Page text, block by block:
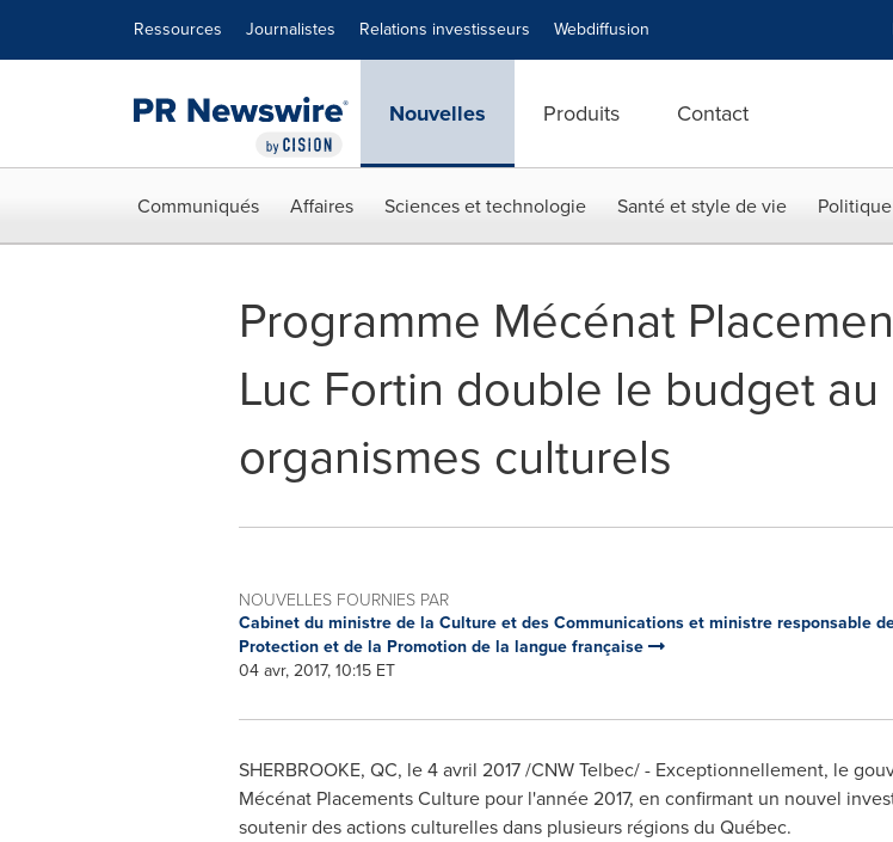
Ressources Journalistes Relations investisseurs Webdiffusion
Nouvelles Produits Contact
Communiqués Affaires Sciences et technologie Santé et style de vie
Programme Mécénat
Luc Fortin double le budget
organismes culturels
NOUVELLES FOURNIES PAR
Cabinet du ministre de la Culture et des Communications et ministre responsable
Protection et de la Promotion de la langue française
04 avr, 2017, 10:15 ET
SHERBROOKE, QC, le 4 avril 2017 /CNW Telbec/ - Exceptionnellement, le
Mécénat Placements Culture pour l'année 2017, en confirmant un nouvel
soutenir des actions culturelles dans plusieurs régions du Québec.